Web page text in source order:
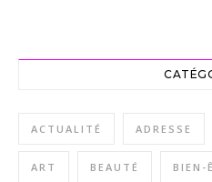
ACTUALITÉ ADRESSE
ART BEAUTÉ BIEN-